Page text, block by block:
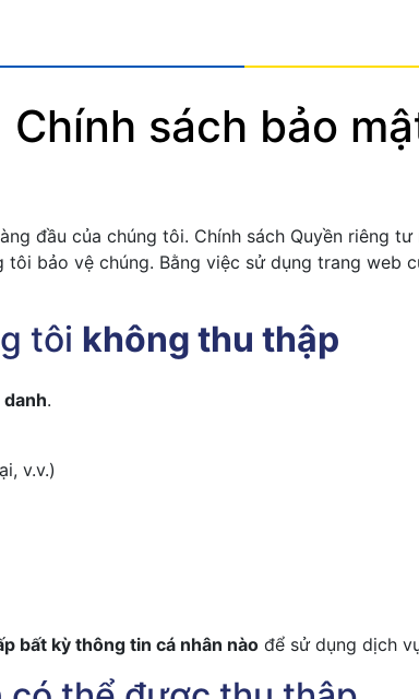
Chính sách bảo
đầu của chúng tôi. Chính sách Quyền riêng
bảo vệ chúng. Bằng việc sử dụng trang web
tôi không thu thập
.
v.v.)
bất kỳ thông tin cá nhân nào để sử dụng dịch